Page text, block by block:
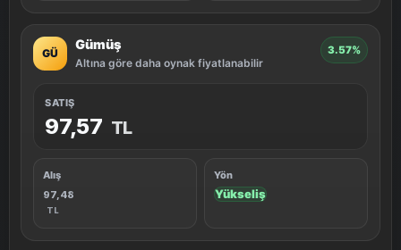
GÜ
Gümüş
Altına göre daha oynak fiyatlanabilir
3.57%
SATIŞ
97,57 TL
Alış
97,48
TL
Yön
Yükseliş